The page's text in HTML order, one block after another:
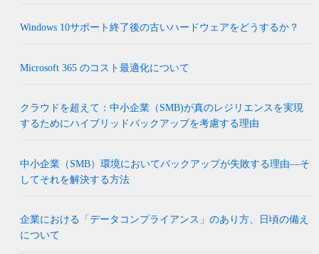
Windows 10サポート終了後の古いハードウェアをどうするか？
Microsoft 365 のコスト最適化について
クラウドを超えて：中小企業（SMB)が真のレジリエンスを実現
するためにハイブリッドバックアップを考慮する理由
中小企業（SMB）環境においてバックアップが失敗する理由―そ
してそれを解決する方法
企業における「データコンプライアンス」のあり方、日頃の備え
について